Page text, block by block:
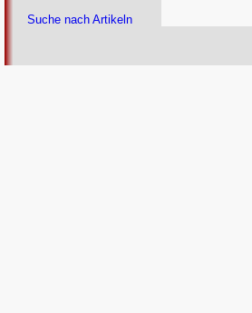
Suche nach Artikeln